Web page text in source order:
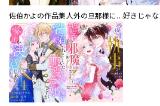
佐伯かよの作品集 人外の旦那様に娶られ毎晩ナカまで愛される…。アンソロジー